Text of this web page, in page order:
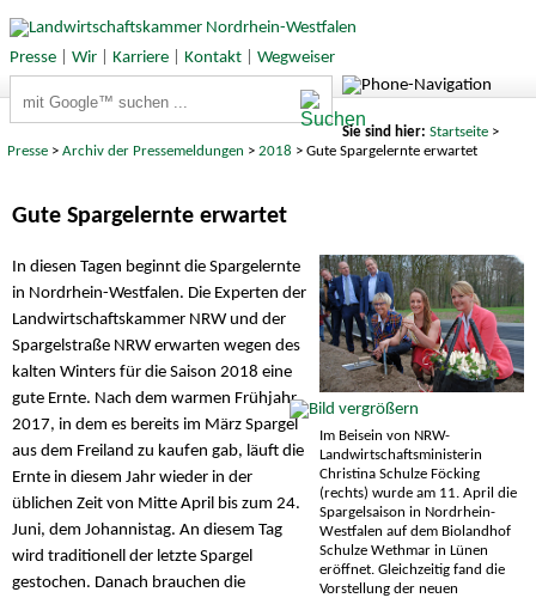
Presse| Wir| Karriere| Kontakt| Wegweiser
Sie sind hier: Startseite>
Presse >Archiv der Pressemeldungen > 2018 > Gute Spargelernte erwartet
Gute Spargelernte erwartet
Im Beisein von NRW-
Landwirtschaftsministerin
Christina Schulze Föcking
(rechts) wurde am 11. April die
Spargelsaison in Nordrhein-
Westfalen auf dem Biolandhof
Schulze Wethmar in Lünen
eröffnet. Gleichzeitig fand die
Vorstellung der neuen
In diesen Tagen beginnt die Spargelernte
in Nordrhein-Westfalen. Die Experten der
Landwirtschaftskammer NRW und der
Spargelstraße NRW erwarten wegen des
kalten Winters für die Saison 2018 eine
gute Ernte. Nach dem warmen Frühjahr
2017, in dem es bereits im März Spargel
aus dem Freiland zu kaufen gab, läuft die
Ernte in diesem Jahr wieder in der
üblichen Zeit von Mitte April bis zum 24.
Juni, dem Johannistag. An diesem Tag
wird traditionell der letzte Spargel
gestochen. Danach brauchen die